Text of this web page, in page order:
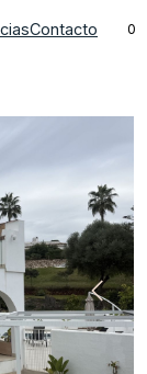
Contacto 0